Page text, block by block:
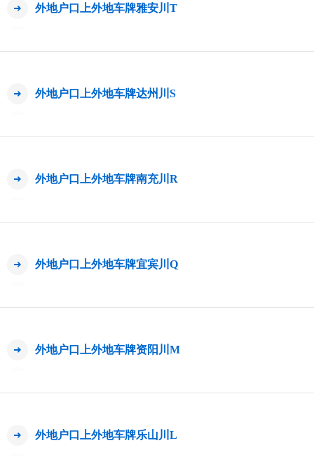
外地户口上外地车牌雅安川T
外地户口上外地车牌达州川S
外地户口上外地车牌南充川R
外地户口上外地车牌宜宾川Q
外地户口上外地车牌资阳川M
外地户口上外地车牌乐山川L